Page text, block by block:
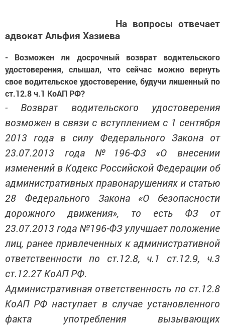
На вопросы отвечает
адвокат Альфия Хазиева
- Возможен ли досрочный возврат водительского
удостоверения, слышал, что сейчас можно вернуть
свое водительское удостоверение, будучи лишенный по
ст.12.8 ч.1 КоАП РФ?
- Возврат водительского удостоверения
возможен в связи с вступлением с 1 сентября
2013 года в силу Федерального Закона от
23.07.2013 года №196-ФЗ «О внесении
изменений в Кодекс Российской Федерации об
административных правонарушениях и статью
28 Федерального Закона «О безопасности
дорожного движения», то есть ФЗ от
23.07.2013 года №196-ФЗ улучшает положение
лиц, ранее привлеченных к административной
ответственности по ст.12.8, ч.1 ст.12.9, ч.3
ст.12.27 КоАП РФ.
Административная ответственность по ст.12.8
КоАП РФ наступает в случае установленного
факта употребления вызывающих